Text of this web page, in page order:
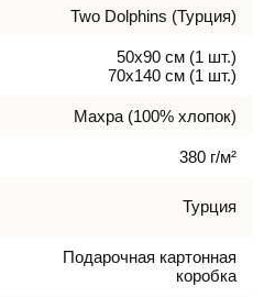
Two Dolphins (Турция)
50х90 см (1 шт.)
70х140 см (1 шт.)
Махра (100% хлопок)
380 г/м²
Турция
Подарочная картонная
коробка